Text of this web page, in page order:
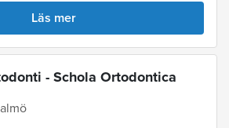
Läs mer
- Schola Ortodontica